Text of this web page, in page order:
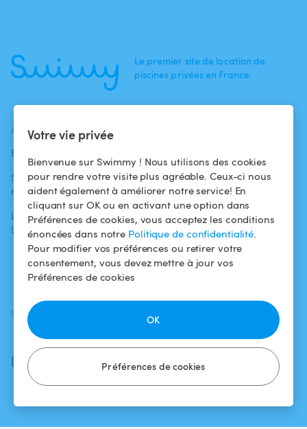
Votre vie privée
Bienvenue sur Swimmy ! Nous utilisons des cookies
pour rendre votre visite plus agréable. Ceux-ci nous
aident également à améliorer notre service! En
cliquant sur OK ou en activant une option dans
Préférences de cookies, vous acceptez les conditions
énoncées dans notre Politique de confidentialité.
Pour modifier vos préférences ou retirer votre
consentement, vous devez mettre à jour vos
Préférences de cookies
Préférences de cookies
OK
Le premier site de location de
piscines privées en France.
ACTUALITÉS
Blog
Swimmy dans les
médias
L'aventure
Swimmy
baigneurs
Pour les
propriétaires
Louer ma piscine
Comment ça
marche ?
Conditions
d'utilisation
Politique de
confidentialité
Mentions légales
SUIVEZ-NOUS
Facebook
Instagram